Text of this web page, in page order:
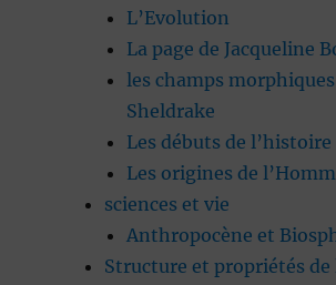
L’Evolution
La page de Jacqueline
les champs
Sheldrake
Les débuts de l’histoire
Les origines de
sciences et vie
Anthropocène et
Structure et propriétés de